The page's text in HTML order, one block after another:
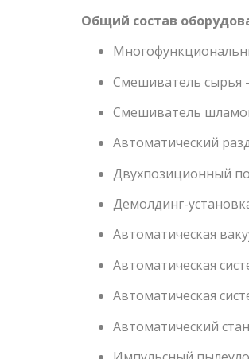
Общий состав
Смешиватель сырья
Смешиватель
Автоматический
Двухпозиционный
Демолдинг-
Автоматическая
Автоматическая
Автоматическая
Автоматический